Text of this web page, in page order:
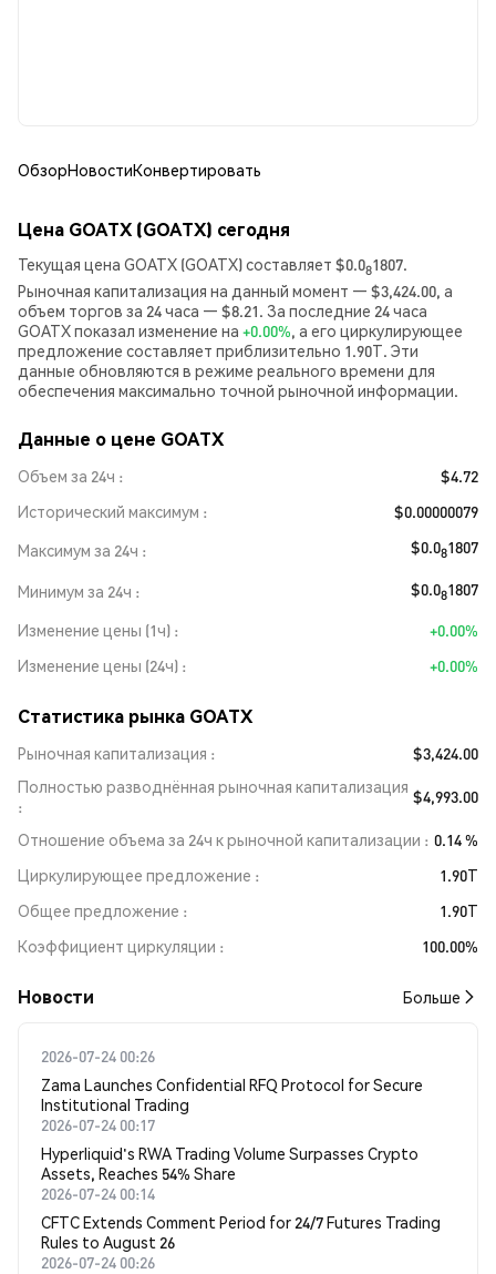
ОбзорНовостиКонвертировать
Цена GOATX (GOATX) сегодня
Текущая цена GOATX (GOATX) составляет $0.081807.
Рыночная капитализация на данный момент — $3,424.00, а
объем торгов за 24 часа — $8.21. За последние 24 часа
GOATX показал изменение на +0.00%, а его циркулирующее
предложение составляет приблизительно 1.90T. Эти
данные обновляются в режиме реального времени для
обеспечения максимально точной рыночной информации.
Данные о цене GOATX
Объем за 24ч
$4.72
Исторический максимум
$0.00000079
Максимум за 24ч
$0.081807
Минимум за 24ч $0.081807
Изменение цены (1ч)
+0.00%
Изменение цены (24ч)
+0.00%
Статистика рынка GOATX
Рыночная капитализация
$3,424.00
Полностью разводнённая рыночная капитализация $4,993.00
Отношение объема за 24ч к рыночной капитализации
0.14 %
Циркулирующее предложение
1.90T
Общее предложение
1.90T
Коэффициент циркуляции
100.00%
Новости Больше
2026-07-24 00:26
Zama Launches Confidential RFQ Protocol for Secure
Institutional Trading
2026-07-24 00:17
Hyperliquid's RWA Trading Volume Surpasses Crypto
Assets, Reaches 54% Share
2026-07-24 00:14
CFTC Extends Comment Period for 24/7 Futures Trading
Rules to August 26
2026-07-24 00:26